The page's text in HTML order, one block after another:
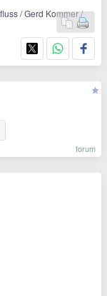
/ Gerd Kommer /
forum